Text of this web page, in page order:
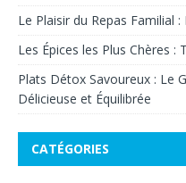
Le Plaisir du Repas Familial
Les Épices les Plus Chères
Plats Détox Savoureux : Le
Délicieuse et Équilibrée
CATÉGORIES